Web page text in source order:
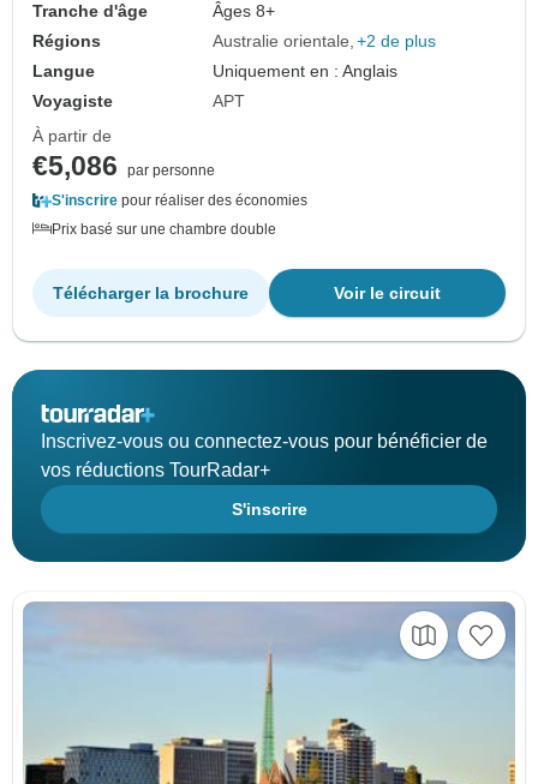
Tranche d'âge
Âges 8+
Régions
Australie orientale +2 de plus
Langue
Uniquement en : Anglais
Voyagiste
APT
À partir de
€5,086
par personne
S'inscrire pour réaliser des économies
Prix basé sur une chambre double
Voir le circuit
Télécharger la brochure
Inscrivez-vous ou connectez-vous pour bénéficier de
vos réductions TourRadar+
S'inscrire